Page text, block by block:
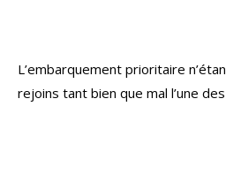
L’embarquement prioritaire
rejoins tant bien que mal l’une